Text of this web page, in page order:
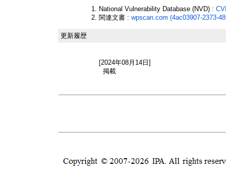
National Vulnerability Database (NVD) :
関連文書 : wpscan.com (4ac03907-2373-
更新履歴
[2024年08月14日]
掲載